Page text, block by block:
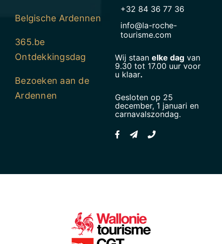
Belgische Ardennen
365.be
Ontdekkingsdag
Bezoeken aan de
Ardennen
+32 84 36 77 36
info@la-roche-
tourisme.com
Wij staan elke dagvan
9.30 tot 17.00 uur voor
u klaar.
Gesloten op 25
december, 1 januari en
carnavalszondag.